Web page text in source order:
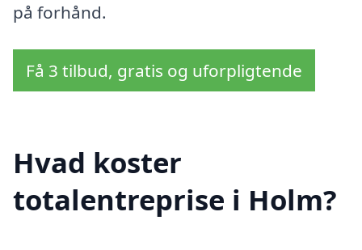
på forhånd.
Få 3 tilbud, gratis og uforpligtende
Hvad koster
totalentreprise i Holm?